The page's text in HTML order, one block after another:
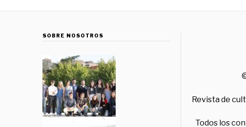
SOBRE NOSOTROS
Revista de
Todos los